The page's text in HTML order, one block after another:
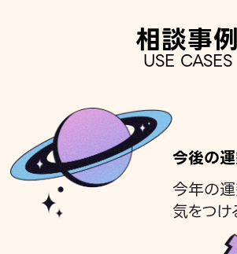
相談事例
USE CASES
今後の
今年の
気をつけ